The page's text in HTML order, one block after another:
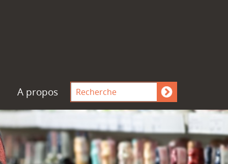
A propos